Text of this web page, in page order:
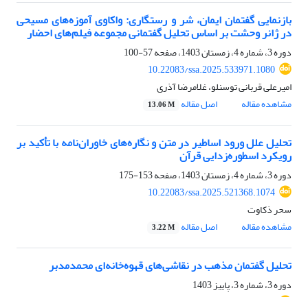
بازنمایی گفتمان ایمان، شر و رستگاری: واکاوی آموزه‌های مسیحی
در ژانر وحشت بر اساس تحلیل گفتمانی مجموعه فیلم‌های احضار
دوره 3، شماره 4، زمستان 1403، صفحه
57-100
10.22083/ssa.2025.533971.1080
امیرعلی قربانی توسنلو، غلامرضا آذری
مشاهده مقاله
اصل مقاله 13.06 M
تحلیل علل ورود اساطیر در متن و نگاره‌های خاوران‌نامه با تأکید بر
رویکرد اسطوره‌زدایی قرآن
دوره 3، شماره 4، زمستان 1403، صفحه
153-175
10.22083/ssa.2025.521368.1074
سحر ذکاوت
مشاهده مقاله
اصل مقاله 3.22 M
تحلیل گفتمان مذهب در نقاشی‌های قهوه‌خانه‌ای محمد‌مدبر
دوره 3، شماره 3، پاییز 1403